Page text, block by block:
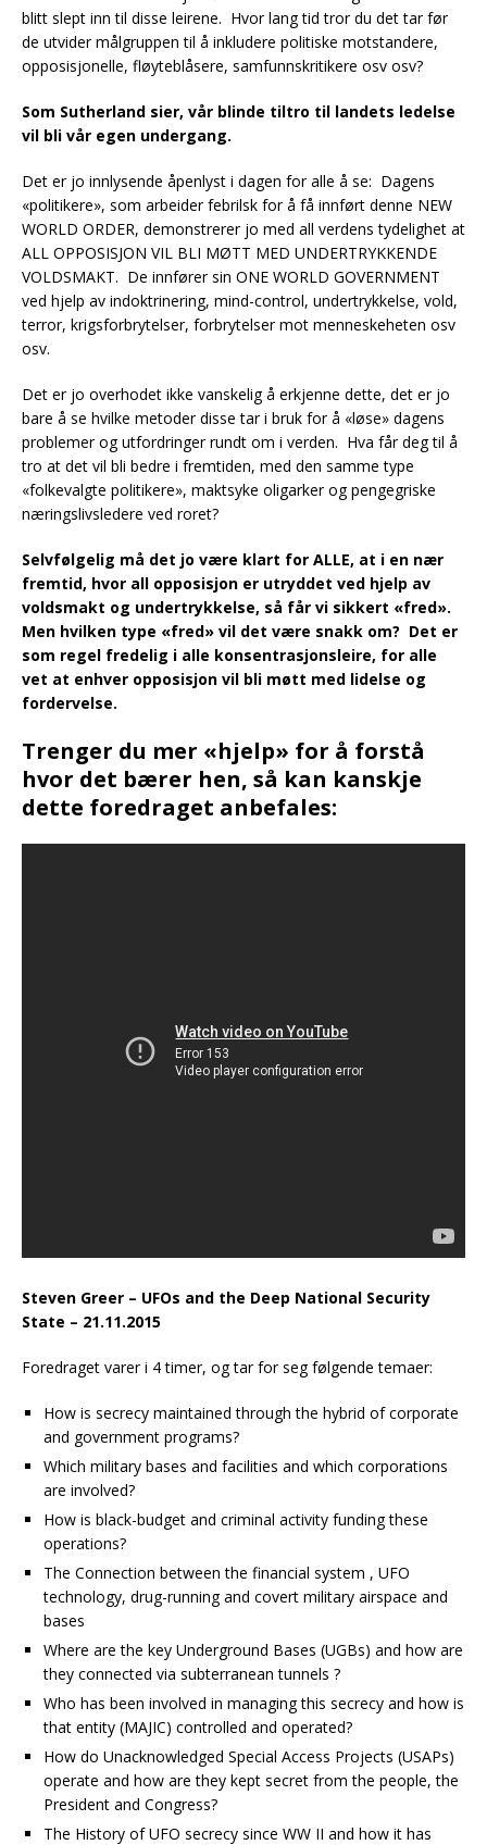
blitt slept inn til disse leirene. Hvor lang tid tror du det tar før
de utvider målgruppen til å inkludere politiske motstandere,
opposisjonelle, fløyteblåsere, samfunnskritikere osv osv?
Som Sutherland sier, vår blinde tiltro til landets ledelse
vil bli vår egen undergang.
Det er jo innlysende åpenlyst i dagen for alle å se: Dagens
«politikere», som arbeider febrilsk for å få innført denne NEW
WORLD ORDER, demonstrerer jo med all verdens tydelighet at
ALL OPPOSISJON VIL BLI MØTT MED UNDERTRYKKENDE
VOLDSMAKT. De innfører sin ONE WORLD GOVERNMENT
ved hjelp av indoktrinering, mind-control, undertrykkelse, vold,
terror, krigsforbrytelser, forbrytelser mot menneskeheten osv
osv.
Det er jo overhodet ikke vanskelig å erkjenne dette, det er jo
bare å se hvilke metoder disse tar i bruk for å «løse» dagens
problemer og utfordringer rundt om i verden. Hva får deg til å
tro at det vil bli bedre i fremtiden, med den samme type
«folkevalgte politikere», maktsyke oligarker og pengegriske
næringslivsledere ved roret?
Selvfølgelig må det jo være klart for ALLE, at i en nær
fremtid, hvor all opposisjon er utryddet ved hjelp av
voldsmakt og undertrykkelse, så får vi sikkert «fred».
Men hvilken type «fred» vil det være snakk om? Det er
som regel fredelig i alle konsentrasjonsleire, for alle
vet at enhver opposisjon vil bli møtt med lidelse og
fordervelse.
Trenger du mer «hjelp» for å forstå
hvor det bærer hen, så kan kanskje
dette foredraget anbefales:
Steven Greer – UFOs and the Deep National Security
State – 21.11.2015
Foredraget varer i 4 timer, og tar for seg følgende temaer:
How is secrecy maintained through the hybrid of corporate
and government programs?
Which military bases and facilities and which corporations
are involved?
How is black-budget and criminal activity funding these
operations?
The Connection between the financial system , UFO
technology, drug-running and covert military airspace and
bases
Where are the key Underground Bases (UGBs) and how are
they connected via subterranean tunnels ?
Who has been involved in managing this secrecy and how is
that entity (MAJIC) controlled and operated?
How do Unacknowledged Special Access Projects (USAPs)
operate and how are they kept secret from the people, the
President and Congress?
The History of UFO secrecy since WW II and how it has